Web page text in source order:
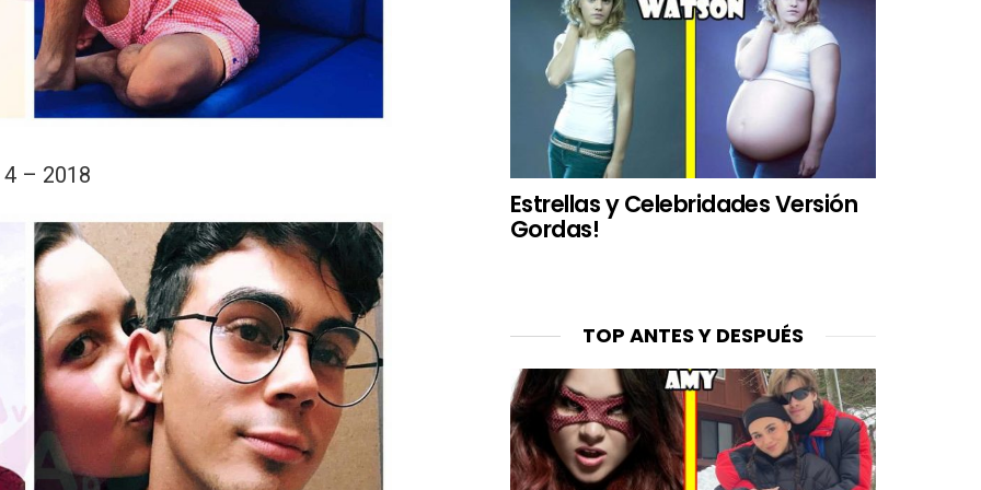
– 2018
Estrellas y Celebridades Versión
Gordas!
TOP ANTES Y DESPUÉS